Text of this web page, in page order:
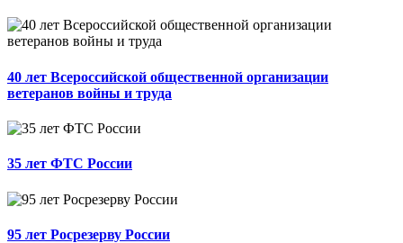
40 лет Всероссийской общественной организации
ветеранов войны и труда
35 лет ФТС России
95 лет Росрезерву России